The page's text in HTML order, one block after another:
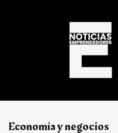
Economía y negocios​